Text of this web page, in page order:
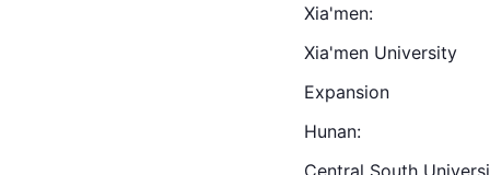
Xia'men:
Xia'men University
Expansion
Hunan:
Central South